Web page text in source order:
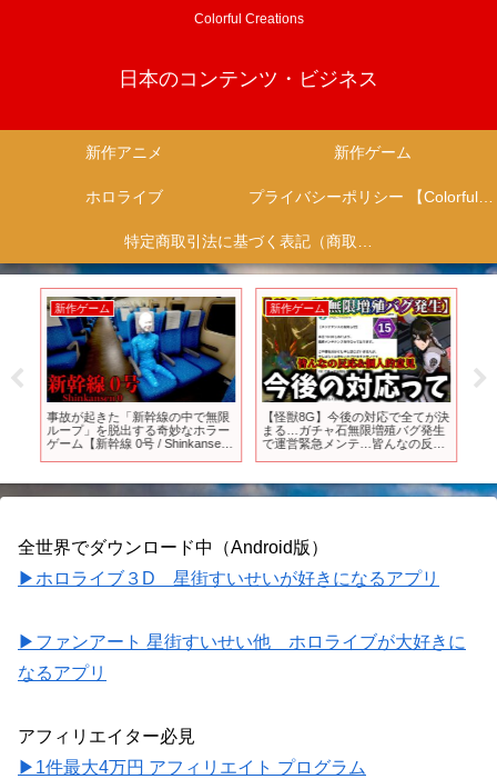
Colorful Creations
日本のコンテンツ・ビジネス
新作アニメ 新作ゲーム
ホロライブ プライバシーポリシー 【Colorful Creation】
特定商取引法に基づく表記（商取引に関する開示）
新作ゲーム
事故が起きた「新幹線の中で無限
ループ」を脱出する奇妙なホラー
ゲーム【新幹線 0号 / Shinkansen
新作ゲーム
【怪獣8G】今後の対応で全てが決
まる…ガチャ石無限増殖バグ発生
で運営緊急メンテ…皆んなの反応
全世界でダウンロード中（Android版）
▶ホロライブ３D 星街すいせいが好きになるアプリ
▶ファンアート 星街すいせい他 ホロライブが大好きに
なるアプリ
アフィリエイター必見
▶1件最大4万円 アフィリエイト プログラム